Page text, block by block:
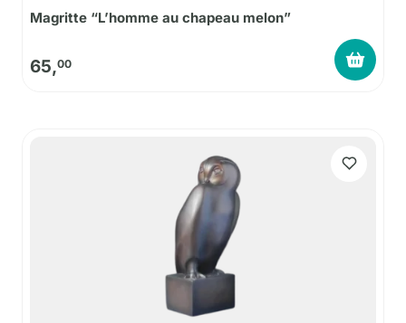
Magritte “L’homme au chapeau melon”
65,00